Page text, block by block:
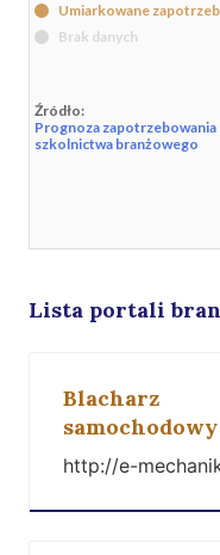
Umiarkowane
Brak danych
Źródło:
Prognoza zapotrzebowania
szkolnictwa branżowego
Lista portali
Blacharz
samochodowy
http://e-